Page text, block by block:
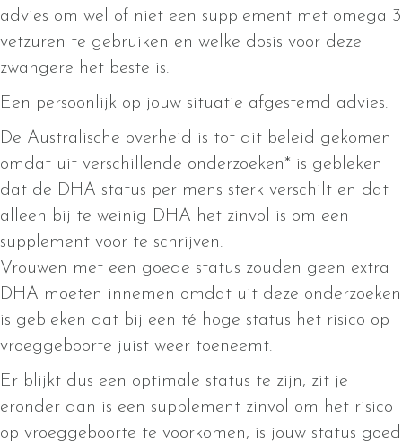
advies om wel of niet een supplement met omega 3
vetzuren te gebruiken en welke dosis voor deze
zwangere het beste is.
Een persoonlijk op jouw situatie afgestemd advies.
De Australische overheid is tot dit beleid gekomen
omdat uit verschillende onderzoeken* is gebleken
dat de DHA status per mens sterk verschilt en dat
alleen bij te weinig DHA het zinvol is om een
supplement voor te schrijven.
Vrouwen met een goede status zouden geen extra
DHA moeten innemen omdat uit deze onderzoeken
is gebleken dat bij een té hoge status het risico op
vroeggeboorte juist weer toeneemt.
Er blijkt dus een optimale status te zijn, zit je
eronder dan is een supplement zinvol om het risico
op vroeggeboorte te voorkomen, is jouw status goed